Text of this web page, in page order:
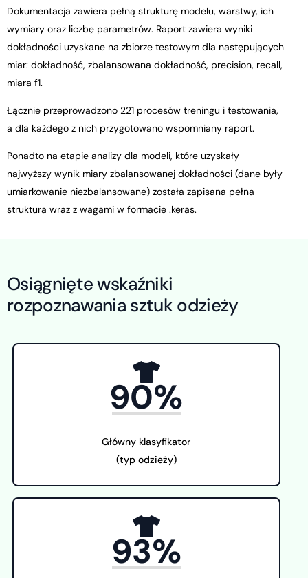
Dokumentacja zawiera pełną strukturę modelu, warstwy, ich
wymiary oraz liczbę parametrów. Raport zawiera wyniki
dokładności uzyskane na zbiorze testowym dla następujących
miar: dokładność, zbalansowana dokładność, precision, recall,
miara f1.
Łącznie przeprowadzono 221 procesów treningu i testowania,
a dla każdego z nich przygotowano wspomniany raport.
Ponadto na etapie analizy dla modeli, które uzyskały
najwyższy wynik miary zbalansowanej dokładności (dane były
umiarkowanie niezbalansowane) została zapisana pełna
struktura wraz z wagami w formacie .keras.
Osiągniętewskaźniki
rozpoznawania sztuk odzieży
90%
Główny klasyfikator
(typ odzieży)
93%